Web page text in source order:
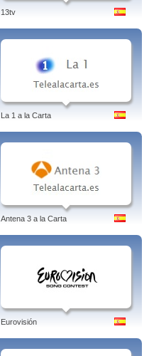
13tv
La 1 a la Carta
Antena 3 a la Carta
Eurovisión